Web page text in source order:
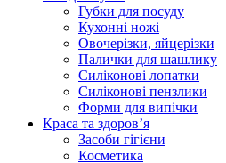
Губки для посуду
Кухонні ножі
Овочерізки, яйцерізки
Палички для шашлику
Силіконові лопатки
Силіконові пензлики
Форми для випічки
Краса та здоров’я
Засоби гігієни
Косметика